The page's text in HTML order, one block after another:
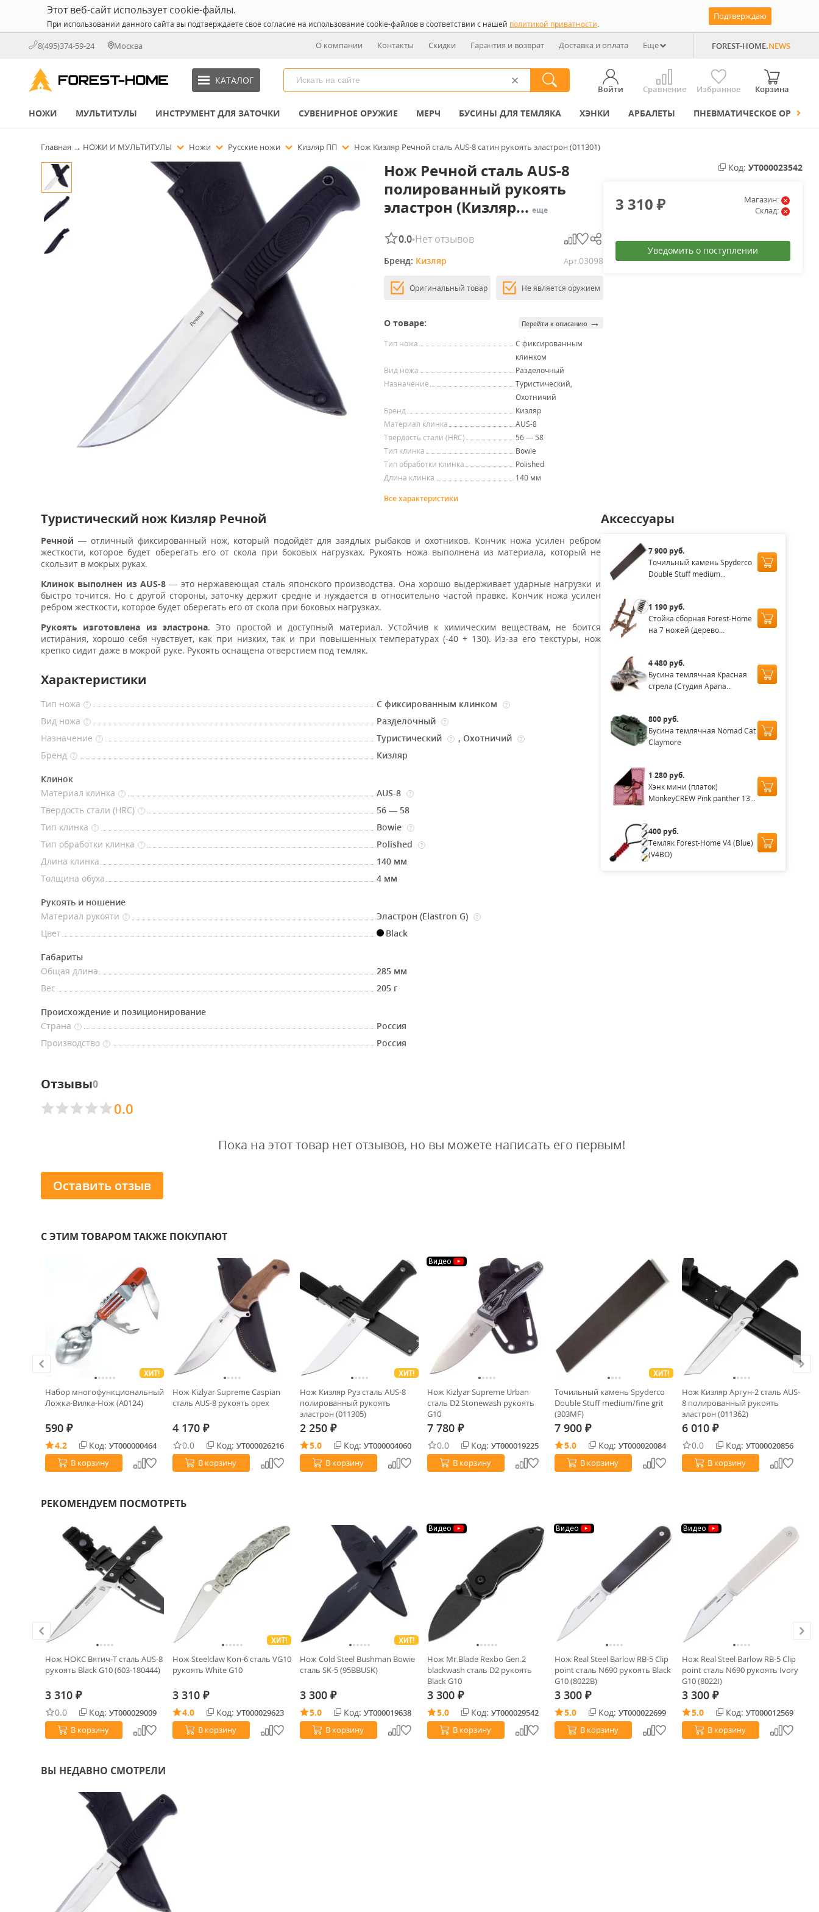
Этот веб-сайт использует cookie-файлы.
При использовании данного сайта вы подтверждаете свое согласие на использование cookie-файлов в соответствии с нашей политикой приватности.
Подтверждаю
8(495)374-59-24 Москва О компании Контакты Скидки Гарантия и возврат Доставка и оплата Еще FOREST-HOME.NEWS
КАТАЛОГ
Войти Сравнение Избранное Корзина
НОЖИ МУЛЬТИТУЛЫ ИНСТРУМЕНТ ДЛЯ ЗАТОЧКИ СУВЕНИРНОЕ ОРУЖИЕ МЕРЧ БУСИНЫ ДЛЯ ТЕМЛЯКА ХЭНКИ АРБАЛЕТЫ ПНЕВМАТИЧЕСКОЕ ОРУЖИЕ
Главная → НОЖИ И МУЛЬТИТУЛЫ Ножи Русские ножи Кизляр ПП Нож Кизляр Речной сталь AUS-8 сатин рукоять эластрон (011301)
Нож Речной сталь AUS-8
полированный рукоять
эластрон (Кизляр... еще
0.0•Нет отзывов
Бренд: Кизляр Арт.03098
Оригинальный товар Не является оружием
О товаре: Перейти к описанию →
Тип ножа
С фиксированным
клинком
Вид ножа
Разделочный
Назначение
Туристический,
Охотничий
Бренд
Кизляр
Материал клинка
AUS-8
Твердость стали (HRC)
56 — 58
Тип клинка
Bowie
Тип обработки клинка
Polished
Длина клинка
140 мм
Все характеристики
Код: УТ000023542
3 310₽
Магазин:
Склад:
Уведомить о поступлении
Туристический нож Кизляр Речной
Речной — отличный фиксированный нож, который подойдёт для заядлых рыбаков и охотников. Кончик ножа усилен ребром
жесткости, которое будет оберегать его от скола при боковых нагрузках. Рукоять ножа выполнена из материала, который не
скользит в мокрых руках.
Клинок выполнен из AUS-8— это нержавеющая сталь японского производства. Она хорошо выдерживает ударные нагрузки и
быстро точится. Но с другой стороны, заточку держит средне и нуждается в относительно частой правке. Кончик ножа усилен
ребром жесткости, которое будет оберегать его от скола при боковых нагрузках.
Рукоять изготовлена из эластрона. Это простой и доступный материал. Устойчив к химическим веществам, не боится
истирания, хорошо себя чувствует, как при низких, так и при повышенных температурах (-40 + 130). Из-за его текстуры, нож
крепко сидит даже в мокрой руке. Рукоять оснащена отверстием под темляк.
Характеристики
Тип ножа ? С фиксированным клинком ?
Вид ножа ? Разделочный ?
Назначение ? Туристический ? ,Охотничий ?
Бренд ? Кизляр
Клинок
Материал клинка
? AUS-8 ?
Твердость стали (HRC) ?
56 — 58
Тип клинка
? Bowie ?
Тип обработки клинка ? Polished ?
Длина клинка
140 мм
Толщина обуха
4 мм
Рукоять и ношение
Материал рукояти
? Эластрон (Elastron G) ?
Цвет Black
Габариты
Общая длина
285 мм
Вес
205 г
Происхождение и позиционирование
Страна
?
Россия
Производство
? Россия
Аксессуары
7 900 руб.
Точильный камень Spyderco
Double Stuff medium...
1 190 руб.
Стойка сборная Forest-Home
на 7 ножей (дерево...
4 480 руб.
Бусина темлячная Красная
стрела (Студия Apana...
800 руб.
Бусина темлячная Nomad Cat
Claymore
1 280 руб.
Хэнк мини (платок)
MonkeyCREW Pink panther 13...
400 руб.
Темляк Forest-Home V4 (Blue)
(V4BO)
Отзывы0
0.0
Пока на этот товар нет отзывов, но вы можете написать его первым!
Оставить отзыв
С ЭТИМ ТОВАРОМ ТАКЖЕ ПОКУПАЮТ
ХИТ!
Набор многофункциональный
Ложка-Вилка-Нож (А0124)
590 ₽
4.2 Код: УТ000000464
В корзину
Нож Kizlyar Supreme Caspian
сталь AUS-8 рукоять орех
4 170 ₽
0.0 Код: УТ000026216
В корзину
ХИТ!
Нож Кизляр Руз сталь AUS-8
полированный рукоять
эластрон (011305)
2 250 ₽
5.0 Код: УТ000004060
В корзину
Видео
Нож Kizlyar Supreme Urban
сталь D2 Stonewash рукоять
G10
7 780 ₽
0.0 Код: УТ000019225
В корзину
ХИТ!
Точильный камень Spyderco
Double Stuff medium/fine grit
(303MF)
7 900 ₽
5.0 Код: УТ000020084
В корзину
Нож Кизляр Аргун-2 сталь AUS-
8 полированный рукоять
эластрон (011362)
6 010 ₽
0.0 Код: УТ000020856
В корзину
РЕКОМЕНДУЕМ ПОСМОТРЕТЬ
Нож НОКС Вятич-Т сталь AUS-8
рукоять Black G10 (603-180444)
3 310 ₽
0.0 Код: УТ000029009
В корзину
ХИТ!
Нож Steelclaw Коп-6 сталь VG10
рукоять White G10
3 310 ₽
4.0 Код: УТ000029623
В корзину
ХИТ!
Нож Cold Steel Bushman Bowie
сталь SK-5 (95BBUSK)
3 300 ₽
5.0 Код: УТ000019638
В корзину
Видео
Нож Mr.Blade Rexbo Gen.2
blackwash сталь D2 рукоять
Black G10
3 300 ₽
5.0 Код: УТ000029542
В корзину
Видео
Нож Real Steel Barlow RB-5 Clip
point сталь N690 рукоять Black
G10 (8022B)
3 300 ₽
5.0 Код: УТ000022699
В корзину
Видео
Нож Real Steel Barlow RB-5 Clip
point сталь N690 рукоять Ivory
G10 (8022I)
3 300 ₽
5.0 Код: УТ000012569
В корзину
ВЫ НЕДАВНО СМОТРЕЛИ